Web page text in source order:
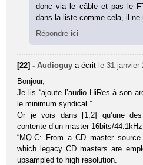
donc via le câble et pas le
dans la liste comme cela, il ne
Répondre ici
[22] -Audioguy a écrit le 31 janvier
Bonjour,
Je lis “ajoute l’audio HiRes à son
le minimum syndical.”
Or je vois dans [1,2] qu’une
contente d’un master 16bits/
“MQ-C: From a CD master
which legacy CD masters are
upsampled to high resolution.”